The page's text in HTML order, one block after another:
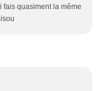
fais quasiment la même